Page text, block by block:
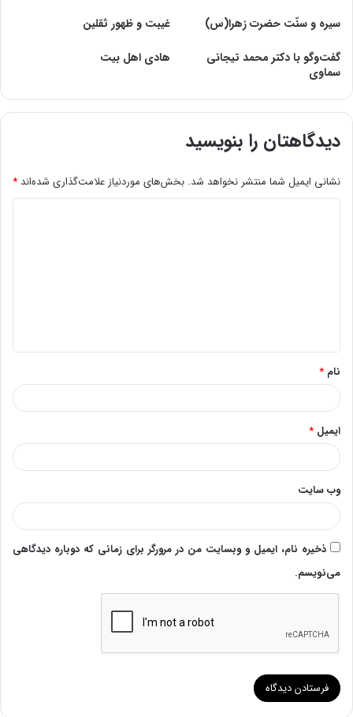
سیره و سنّت حضرت زهرا(س)
غیبت و ظهور ثقلین
گفت‌وگو با دکتر محمد تیجانی
سماوی
هادى اهل بيت‏
دیدگاهتان را بنویسید
نشانی ایمیل شما منتشر نخواهد شد. بخش‌های موردنیاز علامت‌گذاری شده‌اند *
*
نام *
ایمیل *
وب‌ سایت
ذخیره نام، ایمیل و وبسایت من در مرورگر برای زمانی که دوباره دیدگاهی
می‌نویسم.